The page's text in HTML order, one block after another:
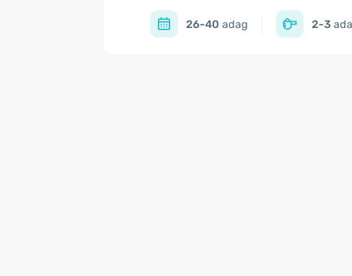
26-40 adag 2-3